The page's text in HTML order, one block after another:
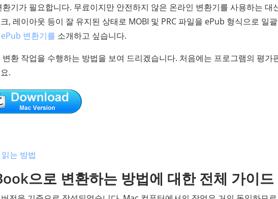
기가 필요합니다. 무료이지만 안전하지 않은 온라인 변환기를 사용하는 대
, 레이아웃 등이 잘 유지된 상태로 MOBI 및 PRC 파일을 ePub 형식으로 일
ePub 변환기를 소개하고 싶습니다.
환 작업을 수행하는 방법을 보여 드리겠습니다. 처음에는 프로그램의 평가
.
는 방법
으로 변환하는 방법에 대한 전체 가이드